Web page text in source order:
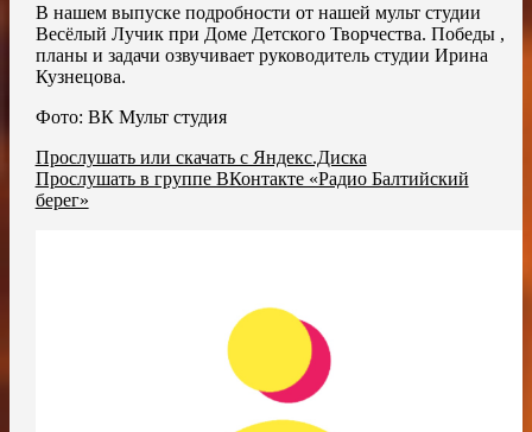
В нашем выпуске подробности от нашей мульт студии
Весёлый Лучик при Доме Детского Творчества. Победы ,
планы и задачи озвучивает руководитель студии Ирина
Кузнецова.
Фото: ВК Мульт студия
Прослушать или скачать с Яндекс.Диска
Прослушать в группе ВКонтакте «Радио Балтийский
берег»